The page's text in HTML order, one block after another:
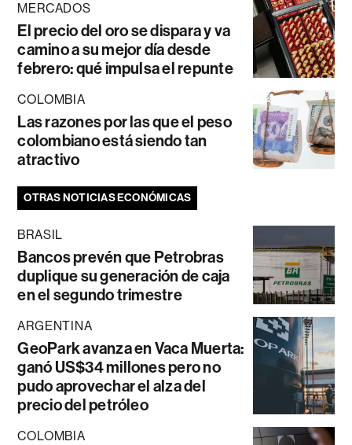
MERCADOS
El precio del oro se dispara y va
camino a su mejor día desde
febrero: qué impulsa el repunte
COLOMBIA
Las razones por las que el peso
colombiano está siendo tan
atractivo
OTRAS NOTICIAS ECONÓMICAS
BRASIL
Bancos prevén que Petrobras
duplique su generación de caja
en el segundo trimestre
ARGENTINA
GeoPark avanza en Vaca Muerta:
ganó US$34 millones pero no
pudo aprovechar el alza del
precio del petróleo
COLOMBIA